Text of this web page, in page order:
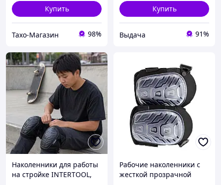
Купить
Тахо-Магазин 98%
Купить
Выдача 91%
Наколенники для работы
на стройке INTERTOOL,
Рабочие наколенники с
жесткой прозрачной